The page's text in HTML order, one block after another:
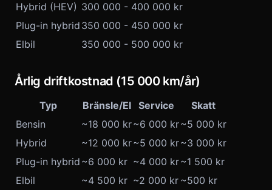
Hybrid (HEV) 300 000 - 400 000 kr
Plug-in hybrid 350 000 - 450 000 kr
Elbil
350 000 - 500 000 kr
Årlig driftkostnad (15 000 km/år)
Typ Bränsle/El Service
Skatt
Bensin
~18 000 kr~6 000 kr~5 000 kr
Hybrid
~12 000 kr~5 000 kr~3 000 kr
Plug-in hybrid ~6 000 kr ~4 000 kr~1 500 kr
Elbil
~4 500 kr ~2 000 kr ~500 kr